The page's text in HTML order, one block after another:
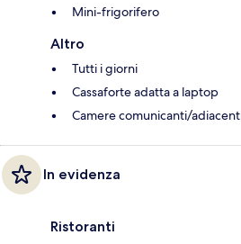
Mini-frigorifero
Altro
Tutti i giorni
Cassaforte adatta a laptop
Camere comunicanti/
In evidenza
Ristoranti